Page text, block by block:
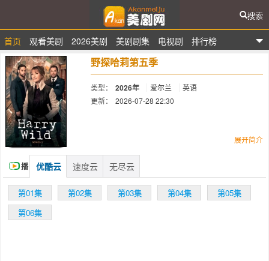
爱看美剧网
首页 观看美剧 2026美剧 美剧剧集 电视剧 排行榜
搜索
野探哈莉第五季
类型： 2026年 爱尔兰
英语
更新：
2026-07-28 22:30
Acorn TV has renewed its Irish mystery
series Harry Wild for a fifth season, star and
executive producer Jane Seymour has
展开简介
播 优酷云 速度云 无尽云
第01集 第02集 第03集 第04集
第05集
第06集